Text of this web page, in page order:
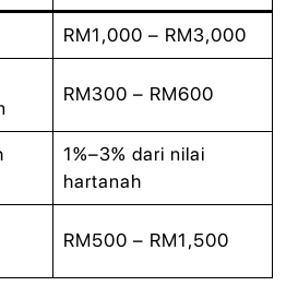
RM1,000 – RM3,000
RM300 – RM600
1%–3% dari nilai
hartanah
RM500 – RM1,500